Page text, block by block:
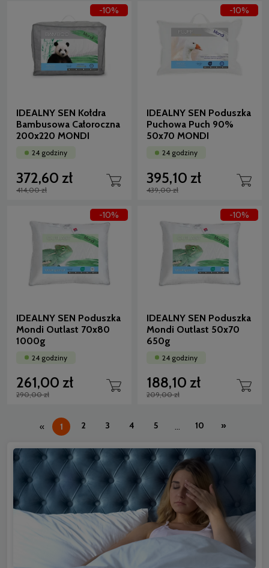
IDEALNY SEN Kołdra
Bambusowa Całoroczna
200x220 MONDI
24 godziny
372,60 zł
414,00 zł
-10%
IDEALNY SEN Poduszka
Puchowa Puch 90%
50x70 MONDI
24 godziny
395,10 zł
439,00 zł
-10%
IDEALNY SEN Poduszka
Mondi Outlast 70x80
1000g
24 godziny
261,00 zł
290,00 zł
-10%
IDEALNY SEN Poduszka
Mondi Outlast 50x70
650g
24 godziny
188,10 zł
209,00 zł
-10%
« 1 2 3 4 5 ... 10 »